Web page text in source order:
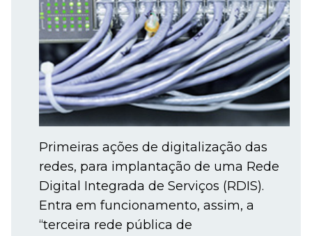
Primeiras ações de digitalização das
redes, para implantação de uma Rede
Digital Integrada de Serviços (RDIS).
Entra em funcionamento, assim, a
“terceira rede pública de